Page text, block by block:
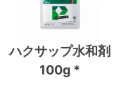
ハクサップ水和剤
100g *